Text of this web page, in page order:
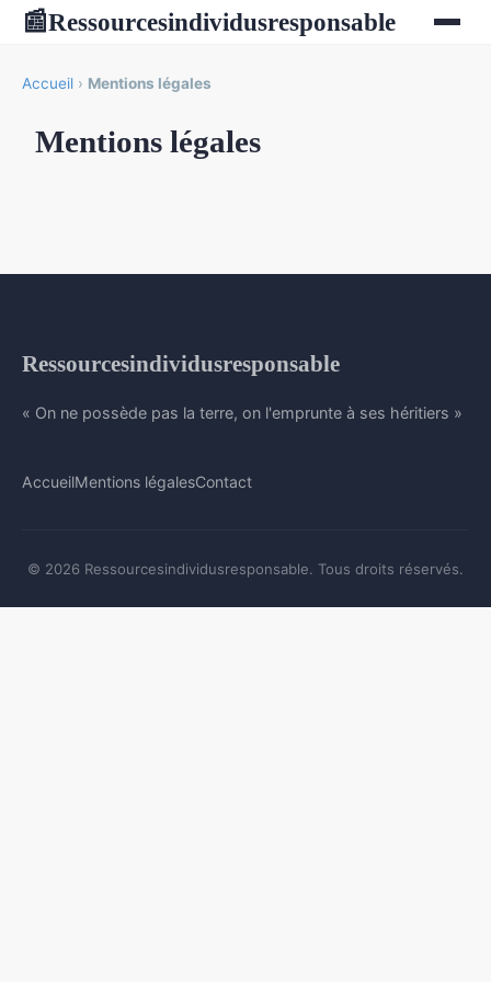
📰Ressourcesindividusresponsable
Accueil › Mentions légales
Mentions légales
Ressourcesindividusresponsable
« On ne possède pas la terre, on l'emprunte à ses héritiers »
AccueilMentions légalesContact
© 2026 Ressourcesindividusresponsable. Tous droits réservés.